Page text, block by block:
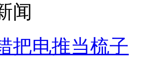
急速倒车逃窜
闻
把电推当梳子